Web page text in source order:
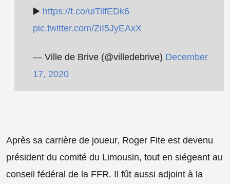
▶️ https://t.co/uiTilfEDk6
pic.twitter.com/ZiI5JyEAxX
— Ville de Brive (@villedebrive) December
17, 2020
Après sa carrière de joueur, Roger Fite est devenu
président du comité du Limousin, tout en siégeant au
conseil fédéral de la FFR. Il fût aussi adjoint à la